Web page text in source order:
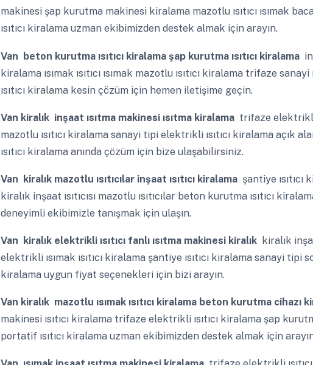
makinesi şap kurutma makinesi kiralama mazotlu ısıtıcı ısımak
ısıtıcı kiralama uzman ekibimizden destek almak için arayın.
Van beton kurutma ısıtıcı kiralama şap kurutma ısıtıcı kiralama
kiralama ısımak ısıtıcı ısımak mazotlu ısıtıcı kiralama trifaze
ısıtıcı kiralama kesin çözüm için hemen iletişime geçin.
Van kiralık inşaat ısıtma makinesi ısıtma kiralama trifaze elektrikli
mazotlu ısıtıcı kiralama sanayi tipi elektrikli ısıtıcı kiralama açık
ısıtıcı kiralama anında çözüm için bize ulaşabilirsiniz.
Van kiralık mazotlu ısıtıcılar inşaat ısıtıcı kiralama şantiye ısıtıcı
kiralık inşaat ısıtıcısı mazotlu ısıtıcılar beton kurutma ısıtıcı
deneyimli ekibimizle tanışmak için ulaşın.
Van kiralık elektrikli ısıtıcı fanlı ısıtma makinesi kiralık kiralık
elektrikli ısımak ısıtıcı kiralama şantiye ısıtıcı kiralama sanayi tipi
kiralama uygun fiyat seçenekleri için bizi arayın.
Van kiralık mazotlu ısımak ısıtıcı kiralama beton kurutma cihazı
makinesi ısıtıcı kiralama trifaze elektrikli ısıtıcı kiralama şap
portatif ısıtıcı kiralama uzman ekibimizden destek almak için